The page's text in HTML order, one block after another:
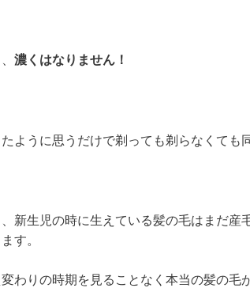
濃くはなりません！
ように思うだけで剃っても剃らなくても
新生児の時に生えている髪の毛はまだ産
す。
わりの時期を見ることなく本当の髪の毛